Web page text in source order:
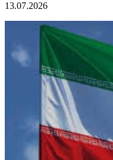
13.07.2026